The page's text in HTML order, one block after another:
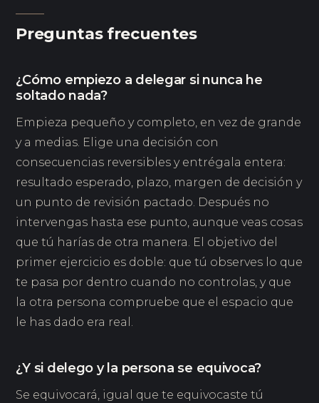
Preguntas frecuentes
¿Cómo empiezo a delegar si nunca he
soltado nada?
Empieza pequeño y completo, en vez de grande
y a medias. Elige una decisión con
consecuencias reversibles y entrégala entera:
resultado esperado, plazo, margen de decisión y
un punto de revisión pactado. Después no
intervengas hasta ese punto, aunque veas cosas
que tú harías de otra manera. El objetivo del
primer ejercicio es doble: que tú observes lo que
te pasa por dentro cuando no controlas, y que
la otra persona compruebe que el espacio que
le has dado era real.
¿Y si delego y la persona se equivoca?
Se equivocará, igual que te equivocaste tú